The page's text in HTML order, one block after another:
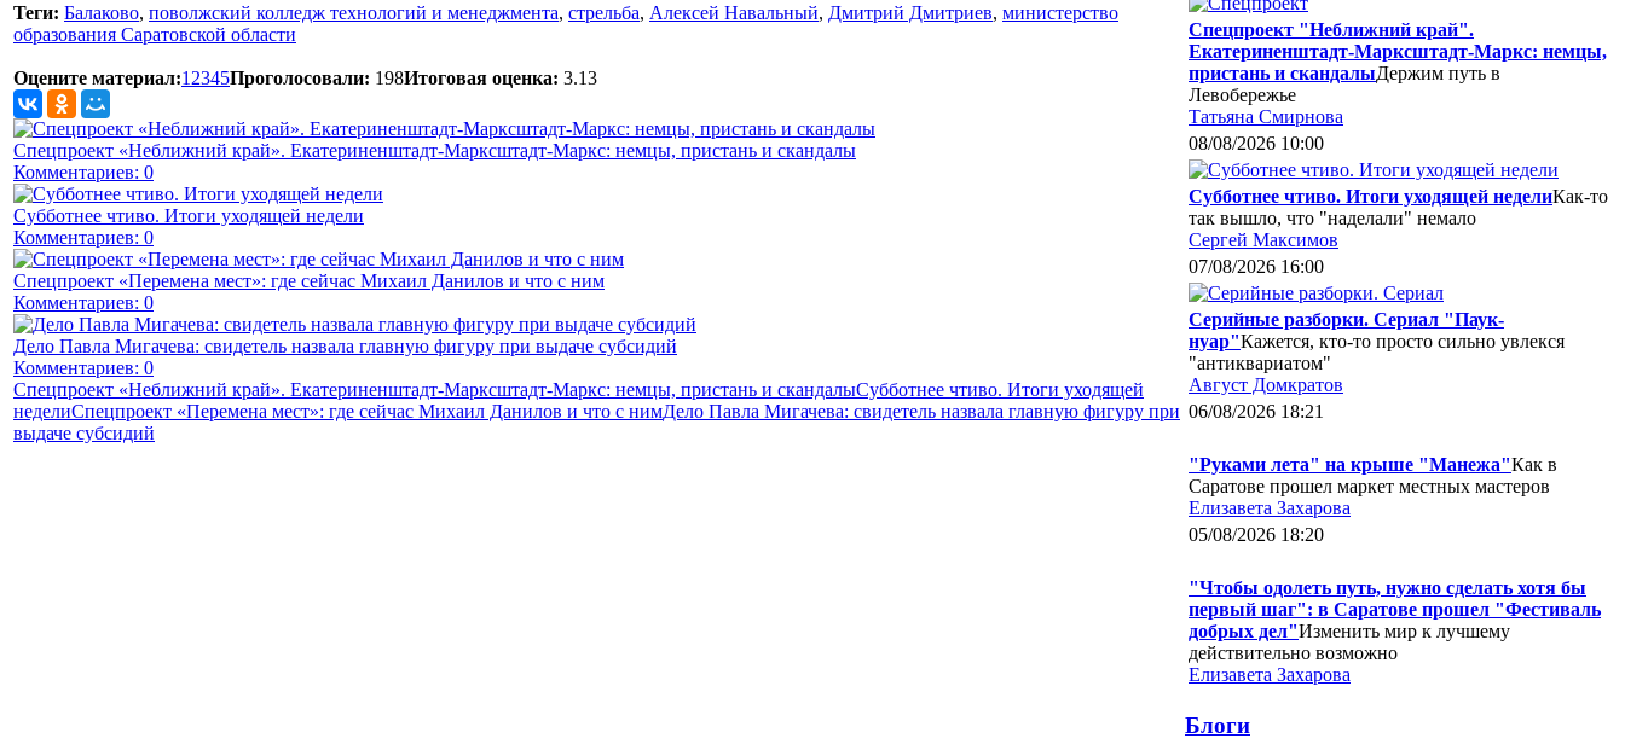
Теги: Балаково, поволжский колледж технологий и менеджмента, стрельба, Алексей Навальный, Дмитрий Дмитриев, министерство
образования Саратовской области
Оцените материал:1 2345Проголосовали: 198Итоговая оценка: 3.13
Спецпроект «Неближний край». Екатериненштадт-Марксштадт-Маркс: немцы, пристань и скандалы
Комментариев: 0
Субботнее чтиво. Итоги уходящей недели
Комментариев: 0
Спецпроект «Перемена мест»: где сейчас Михаил Данилов и что с ним
Комментариев: 0
Дело Павла Мигачева: свидетель назвала главную фигуру при выдаче субсидий
Комментариев: 0
Спецпроект «Неближний край». Екатериненштадт-Марксштадт-Маркс: немцы, пристань и скандалыСубботнее чтиво. Итоги уходящей
неделиСпецпроект «Перемена мест»: где сейчас Михаил Данилов и что с нимДело Павла Мигачева: свидетель назвала главную фигуру при
выдаче субсидий
Спецпроект "Неближний край".
Екатериненштадт-Марксштадт-Маркс: немцы,
пристань и скандалыДержим путь в
Левобережье
Татьяна Смирнова
08/08/2026 10:00
Субботнее чтиво. Итоги уходящей неделиКак-то
так вышло, что "наделали" немало
Сергей Максимов
07/08/2026 16:00
Серийные разборки. Сериал "Паук-
нуар"Кажется, кто-то просто сильно увлекся
"антиквариатом"
Август Домкратов
06/08/2026 18:21
"Руками лета" на крыше "Манежа"Как в
Саратове прошел маркет местных мастеров
Елизавета Захарова
05/08/2026 18:20
"Чтобы одолеть путь, нужно сделать хотя бы
первый шаг": в Саратове прошел "Фестиваль
добрых дел"Изменить мир к лучшему
действительно возможно
Елизавета Захарова
Блоги